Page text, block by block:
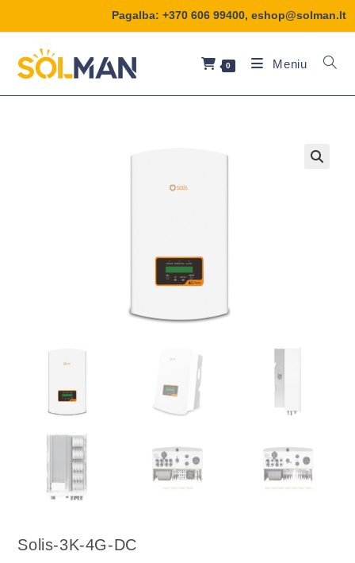
Pagalba: +370 606 99400, eshop@solman.lt
0 Meniu
Solis-3K-4G-DC